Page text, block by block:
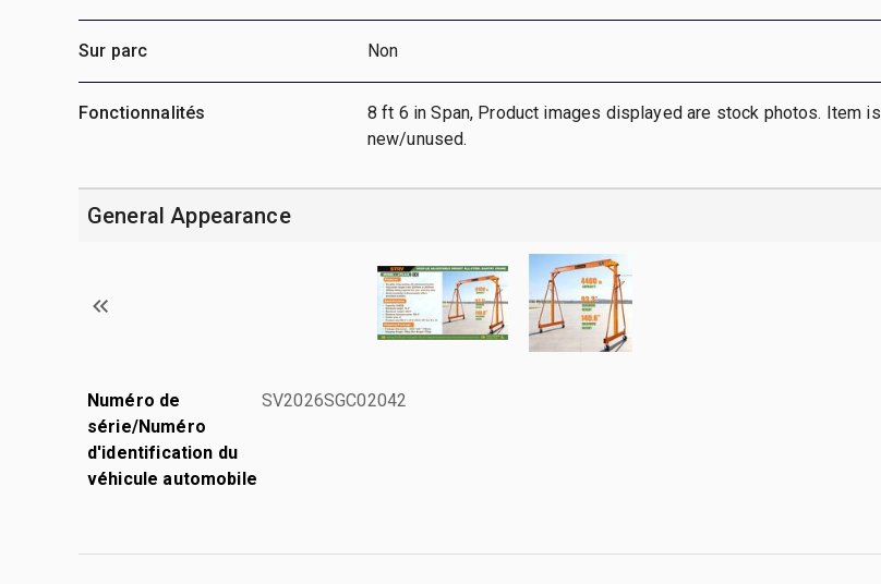
Sur parc Non
Fonctionnalités
8 ft 6 in Span, Product images displayed are stock photos. Item is
new/unused.
General Appearance
Numéro de
série/Numéro
d'identification du
véhicule automobile
SV2026SGC02042